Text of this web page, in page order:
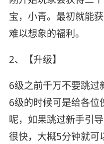
宝，小靑。最初就能
难以想象的福利。
2、【升级】
6级之前千万不要跳过
6级的时候可是给各
呢，如果跳过新手引
很快，大概5分钟就可